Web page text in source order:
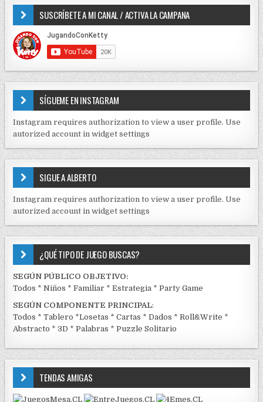
n
r
a
d
D
E
C
N
T
I
D
S
E
J
C
K
SUSCRÍBETE A MI CANAL / ACTIVA LA CAMPANA
SÍGUEME EN INSTAGRAM
Instagram requires authorization to view a user profile. Use
autorized account in widget settings
SIGUE A ALBERTO
Instagram requires authorization to view a user profile. Use
autorized account in widget settings
¿QUÉ TIPO DE JUEGO BUSCAS?
SEGÚN PÚBLICO OBJETIVO:
Todos *Niños *Familiar *Estrategia *Party Game
SEGÚN COMPONENTE PRINCIPAL:
Todos *Tablero *Losetas *Cartas *Dados *Roll&Write *
Abstracto *3D *Palabras *Puzzle Solitario
TENDAS AMIGAS